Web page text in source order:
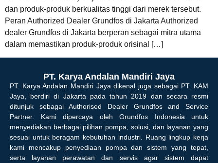
dan produk-produk berkualitas tinggi dari merek tersebut.
Peran Authorized Dealer Grundfos di Jakarta Authorized
dealer Grundfos di Jakarta berperan sebagai mitra utama
dalam memastikan produk-produk orisinal […]
PT. Karya Andalan Mandiri Jaya
PT. Karya Andalan Mandiri Jaya dikenal juga sebagai PT. KAM
Jaya, berdiri di Jakarta pada tahun 2019 dan secara resmi
ditunjuk sebagai Authorised Dealer Grundfos and Service
Partner. Kami dipercaya oleh Grundfos Indonesia untuk
menyediakan berbagai pilihan pompa, solusi, dan layanan yang
sesuai untuk beragam kebutuhan industri. Ruang lingkup kerja
kami mencakup penyediaan pompa dan sistem yang tepat,
serta layanan perawatan dan servis agar sistem dapat